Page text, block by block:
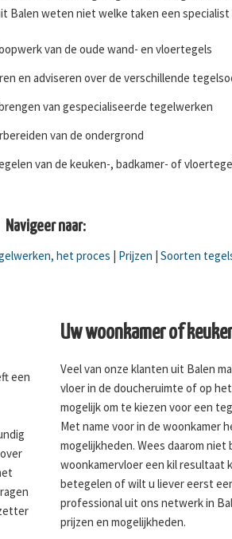
Balen weten niet welke taken een
van de oude wand- en vloertegels
en adviseren over de verschillende
van gespecialiseerde tegelwerken
van de ondergrond
van de keuken-, badkamer- of
Navigeer naar:
het proces Prijzen Soorten
een
Uw woonkamer of
Veel van onze klanten uit Balen
vloer in de doucheruimte of op
mogelijk om te kiezen voor een
Met name voor in de woonkamer
mogelijkheden. Wees daarom
woonkamervloer een kil resultaat
betegelen of wilt u liever eerst
professional uit ons netwerk in
prijzen en mogelijkheden.